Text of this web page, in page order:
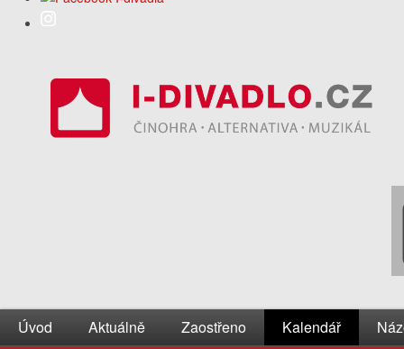
Úvod Aktuálně Zaostřeno Kalendář